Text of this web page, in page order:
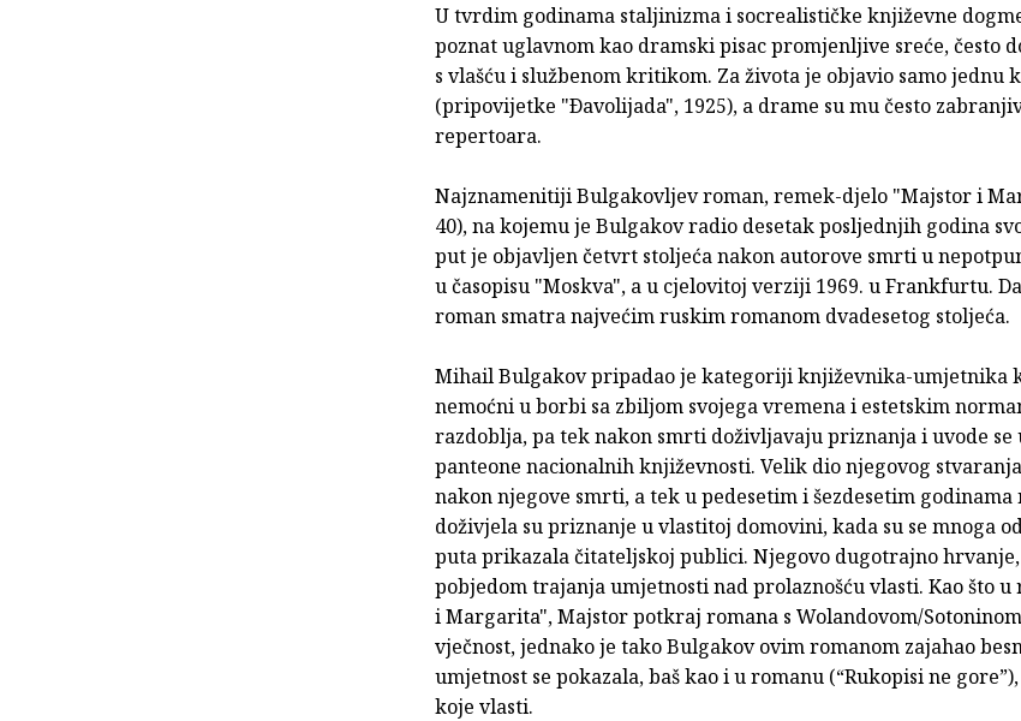
U tvrdim godinama staljinizma i socrealističke književne
poznat uglavnom kao dramski pisac promjenljive sreće, često
s vlašću i službenom kritikom. Za života je objavio samo jednu
(pripovijetke "Ðavolijada", 1925), a drame su mu često
repertoara.
Najznamenitiji Bulgakovljev roman, remek-djelo "Majstor i
40), na kojemu je Bulgakov radio desetak posljednjih godina
put je objavljen četvrt stoljeća nakon autorove smrti u
u časopisu "Moskva", a u cjelovitoj verziji 1969. u Frankfurtu.
roman smatra najvećim ruskim romanom dvadesetog stoljeća.
Mihail Bulgakov pripadao je kategoriji književnika-umjetnika
nemoćni u borbi sa zbiljom svojega vremena i estetskim
razdoblja, pa tek nakon smrti doživljavaju priznanja i uvode se
panteone nacionalnih književnosti. Velik dio njegovog
nakon njegove smrti, a tek u pedesetim i šezdesetim godinama
doživjela su priznanje u vlastitoj domovini, kada su se mnoga
puta prikazala čitateljskoj publici. Njegovo dugotrajno
pobjedom trajanja umjetnosti nad prolaznošću vlasti. Kao što
i Margarita", Majstor potkraj romana s Wolandovom/
vječnost, jednako je tako Bulgakov ovim romanom zajahao
umjetnost se pokazala, baš kao i u romanu (“Rukopisi ne
koje vlasti.